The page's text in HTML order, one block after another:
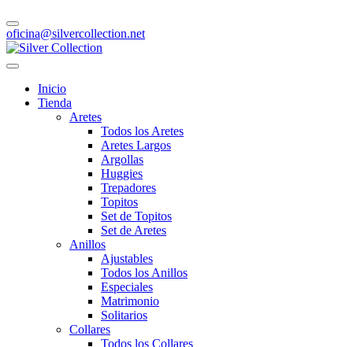
oficina@silvercollection.net
Inicio
Tienda
Aretes
Todos los Aretes
Aretes Largos
Argollas
Huggies
Trepadores
Topitos
Set de Topitos
Set de Aretes
Anillos
Ajustables
Todos los Anillos
Especiales
Matrimonio
Solitarios
Collares
Todos los Collares